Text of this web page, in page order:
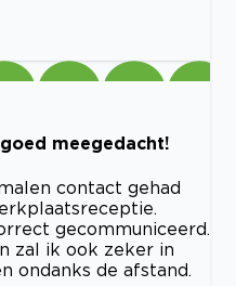
meegedacht!
contact gehad
gecommuniceerd.
zal ik ook zeker in
ondanks de afstand.